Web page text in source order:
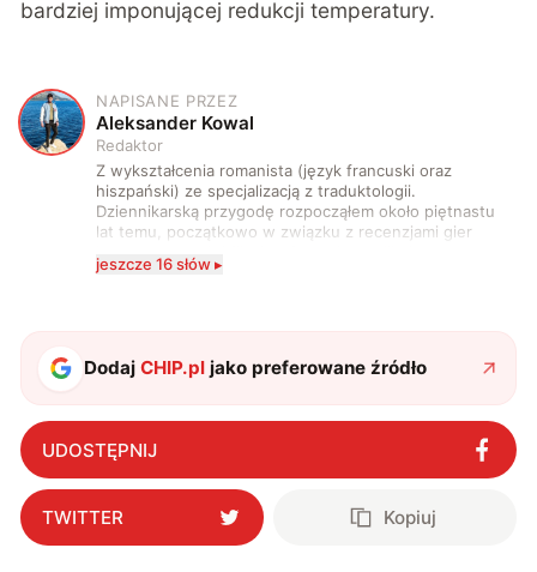
bardziej imponującej redukcji temperatury.
A
NAPISANE PRZEZ
Aleksander Kowal
Redaktor
Z wykształcenia romanista (język francuski oraz
hiszpański) ze specjalizacją z traduktologii.
Dziennikarską przygodę rozpocząłem około piętnastu
lat temu, początkowo w związku z recenzjami gier
komputerowych i filmów. Obecnie publikuję
zdecydowanie częściej na tematy związane z nauką
także uprawiać oraz oglądać sport.
jeszcze 16 słów ▸
DodajCHIP.pl jako preferowane źródło
UDOSTĘPNIJ
TWITTER Kopiuj